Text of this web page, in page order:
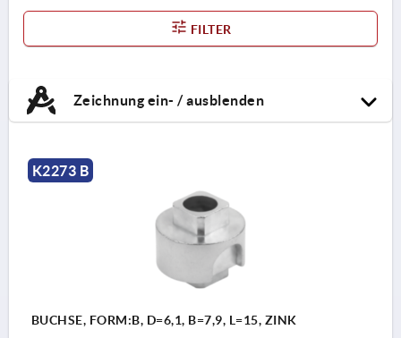
FILTER
Zeichnung ein- / ausblenden
K2273 B
BUCHSE, FORM:B, D=6,1, B=7,9, L=15, ZINK